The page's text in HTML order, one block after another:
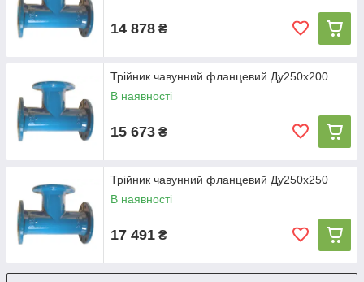
14 878 ₴
Трійник чавунний фланцевий Ду250х200
В наявності
15 673 ₴
Трійник чавунний фланцевий Ду250х250
В наявності
17 491 ₴